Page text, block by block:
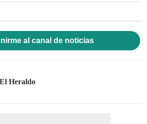
al canal de noticias
Heraldo